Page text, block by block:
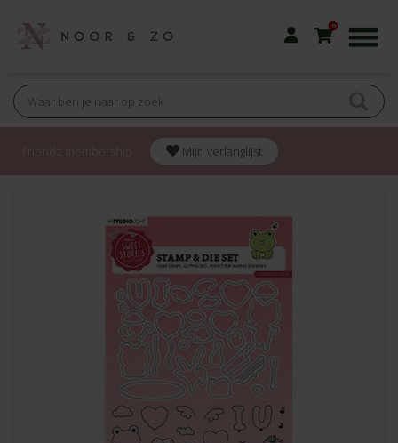
0
Mijn verlanglijst